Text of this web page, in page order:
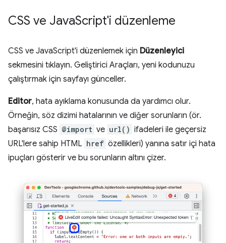
CSS ve JavaScript'i düzenleme
CSS ve JavaScript'i düzenlemek için Düzenleyici
sekmesini tıklayın. Geliştirici Araçları, yeni kodunuzu
çalıştırmak için sayfayı günceller.
Editor, hata ayıklama konusunda da yardımcı olur.
Örneğin, söz dizimi hatalarının ve diğer sorunların (ör.
başarısız CSS @import ve url() ifadeleri ile geçersiz
URL'lere sahip HTML href özellikleri) yanına satır içi hata
ipuçları gösterir ve bu sorunların altını çizer.